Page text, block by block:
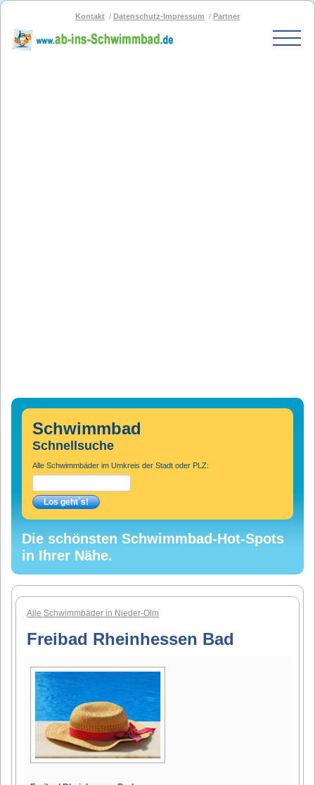
Kontakt Datenschutz-Impressum Partner
Schwimmbad
Schnellsuche
Alle Schwimmbäder im Umkreis der Stadt oder PLZ:
Die schönsten Schwimmbad-Hot-Spots
in Ihrer Nähe.
Alle Schwimmbäder in Nieder-Olm
Freibad Rheinhessen Bad